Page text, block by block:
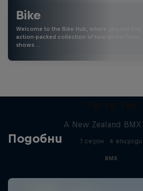
Bike
Welcome to the Bike Hub, where you will find
action-packed collection of two-wheel films,
shows …
Подобни
A New Zealand
1 сезон · 4 епизоди
BMX